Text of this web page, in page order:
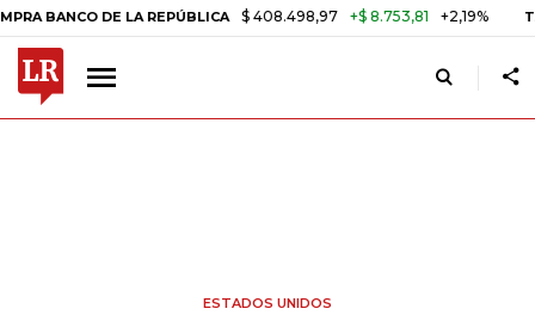
BANCO DE LA REPÚBLICA $ 408.498,97 +$ 8.753,81 +2,19%
ESTADOS UNIDOS